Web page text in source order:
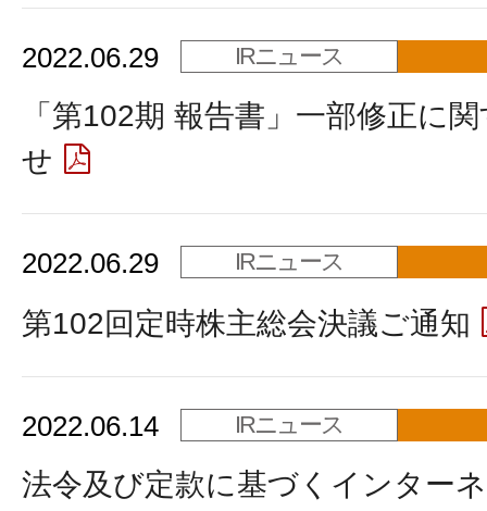
2022.06.29 IRニュース
「第102期 報告書」一部修正に
せ
2022.06.29 IRニュース
第102回定時株主総会決議ご通知
2022.06.14 IRニュース
法令及び定款に基づくインター